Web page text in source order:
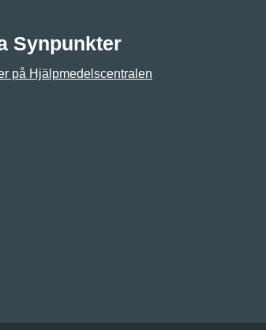
Synpunkter
på Hjälpmedelscentralen